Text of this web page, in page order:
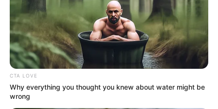
આ સાંભળીને ઉમેદવારે જવાબ આપતા કહ્યું કે, ‘That
Sir … Is A Demonstrative Pronoun” ઉમેદવારોને
આ ચતુરાઈથી આપવામાં આવેલ જવાબ સાંભળીને
ઇન્ટરવ્યુ બોર્ડને ખબર હતી કે ઉમેદવારનું મગજ સારી
રીતે કામ કરે છે. આપને જણાવી દઈએ કે “‘That” એક
Demonstrative Pronoun છે.
CTA LOVE
Why everything you thought you knew about water might be
wrong